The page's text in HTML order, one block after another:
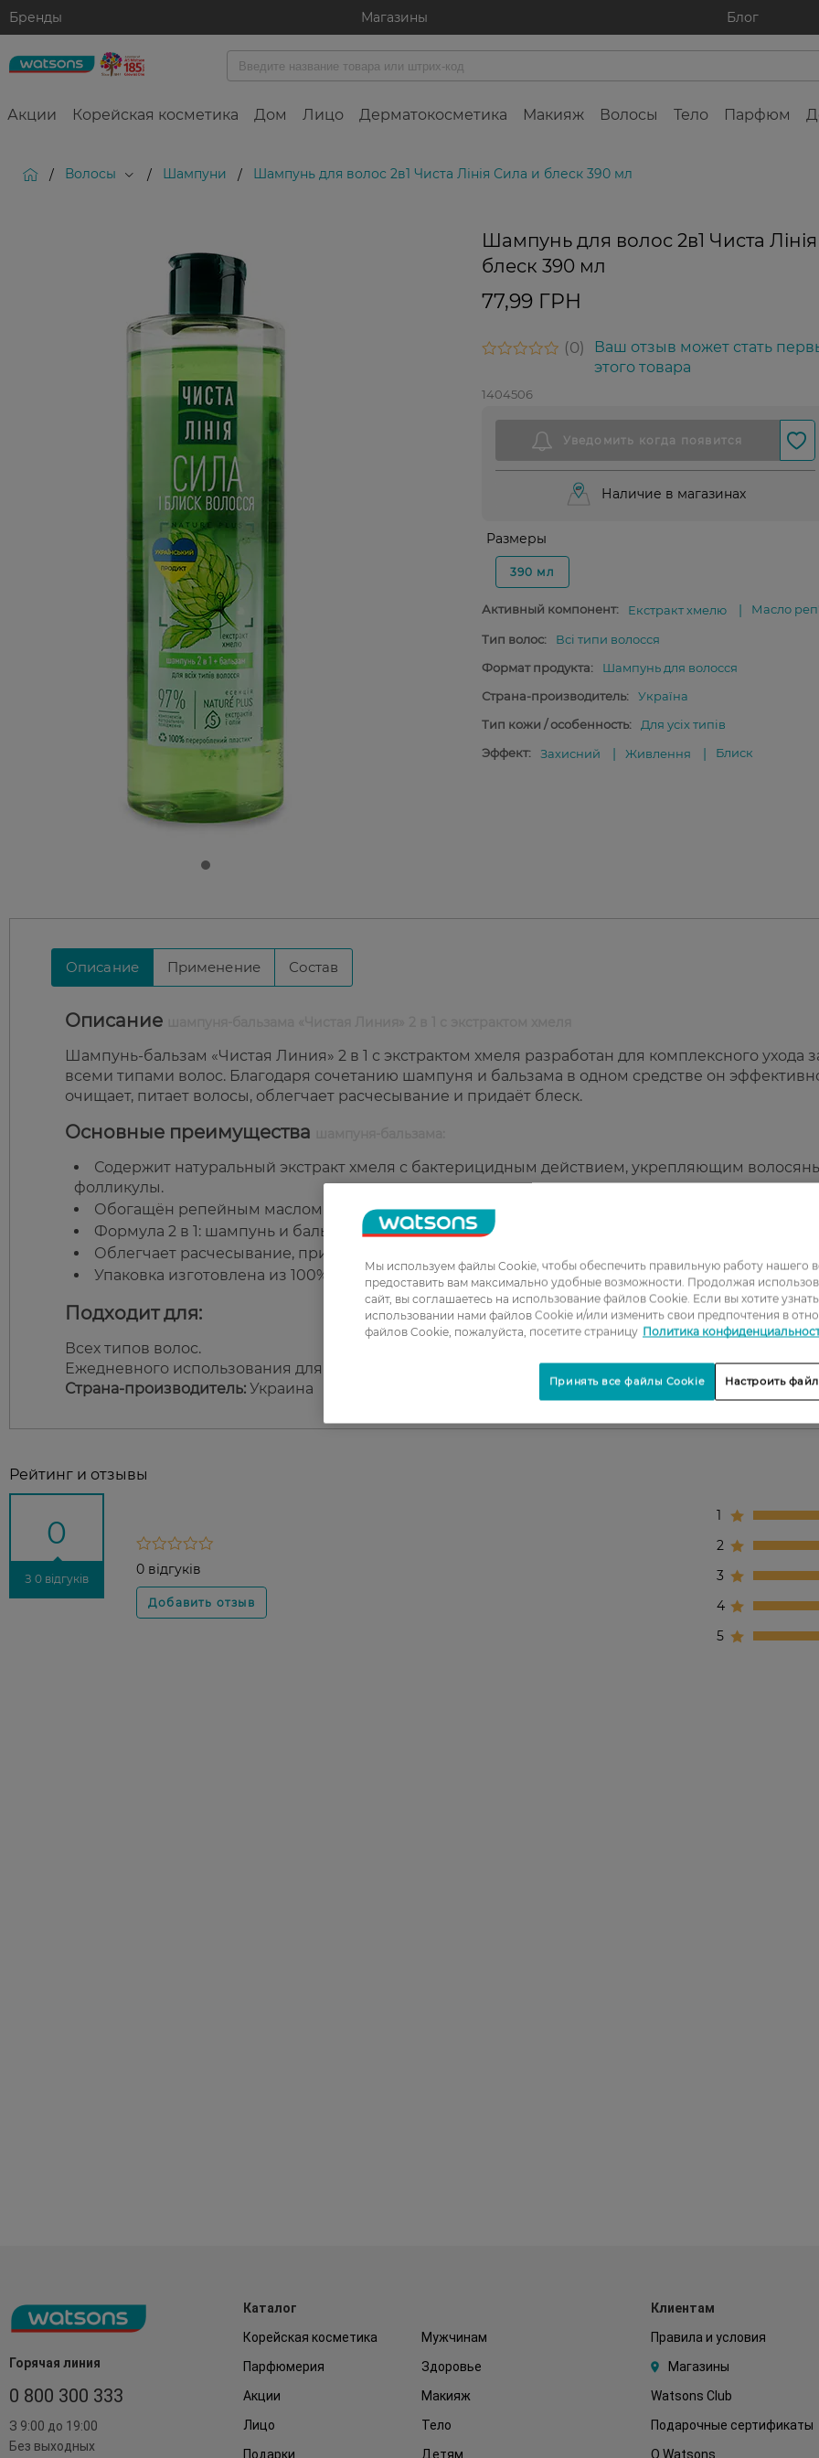
Бренды Магазины Блог
Акции Корейская косметика Дом Лицо Дерматокосметика Макияж Волосы Тело Парфюм
/ Волосы / Шампуни / Шампунь для волос 2в1 Чиста Лінія Сила и блеск 390 мл
Шампунь для волос 2в1 Чиста
блеск 390 мл
77,99 ГРН
0
Ваш отзыв может стать
этого товара
1404506
Наличие в магазинах
Размеры
390 мл
Активный компонент: Екстракт хмелю Масло
Тип волос:
Всі типи волосся
Формат продукта:
Шампунь для волосся
Страна-производитель:
Україна
Тип кожи / особенность:
Для усіх типів
Эффект:
Захисний Живлення Блиск
Описание Применение Состав
Описание
Шампунь-бальзам «Чистая Линия» 2 в 1 с экстрактом хмеля разработан для комплексного ухода
всеми типами волос. Благодаря сочетанию шампуня и бальзама в одном средстве он
очищает, питает волосы, облегчает расчесывание и придаёт блеск.
Основные преимущества
Содержит натуральный экстракт хмеля с бактерицидным действием, укрепляющим
фолликулы.
Обогащён репейным маслом для питания волос.
Формула 2 в 1: шампунь и бальзам в одном продукте.
Облегчает расчесывание, придаёт мягкость и блеск.
Упаковка изготовлена из 100% переработанного пластика.
Подходит для:
Всех типов волос.
Ежедневного использования для укрепления и ухода.
Страна-производитель: Украина
Рейтинг и отзывы
0
З 0 відгуків
0 відгуків
1
2
3
4
5
Горячая линия
0 800 300 333
З 9:00 до 19:00
Без выходных
Каталог
Корейская косметика
Мужчинам
Парфюмерия
Здоровье
Акции
Макияж
Лицо
Тело
Подарки
Детям
Клиентам
Правила и условия
Магазины
Watsons Club
Подарочные сертификаты
О Watsons
Мы используем файлы Cookie, чтобы обеспечить правильную работу нашего
предоставить вам максимально удобные возможности. Продолжая
сайт, вы соглашаетесь на использование файлов Cookie. Если вы хотите
использовании нами файлов Cookie и/или изменить свои предпочтения в
файлов Cookie, пожалуйста, посетите страницу Политика
Настроить
Принять все файлы Cookie